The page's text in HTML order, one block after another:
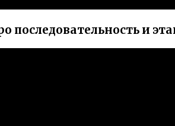
последовательность и